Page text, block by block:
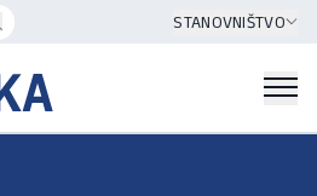
STANOVNIŠTVO